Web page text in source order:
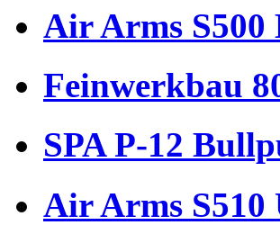
Air Arms S500
Feinwerkbau
SPA P-12
Air Arms